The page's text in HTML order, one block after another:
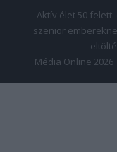
Aktív élet 50
szenior
Média Online